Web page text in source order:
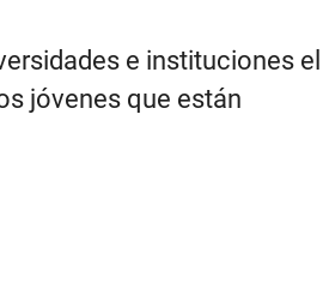
e instituciones el
jóvenes que están